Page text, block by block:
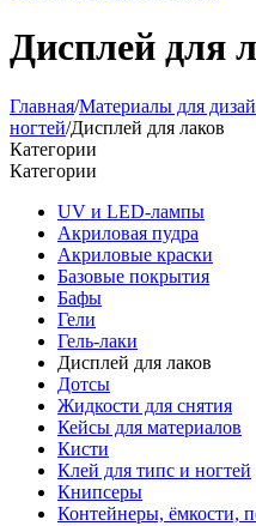
Дисплей для
Главная/Материалы для
ногтей/Дисплей для лаков
Категории
Категории
UV и LED-лампы
Акриловая пудра
Акриловые краски
Базовые покрытия
Бафы
Гели
Гель-лаки
Дисплей для лаков
Дотсы
Жидкости для снятия
Кейсы для материалов
Кисти
Клей для типс и ногтей
Книпсеры
Контейнеры, ёмкости,